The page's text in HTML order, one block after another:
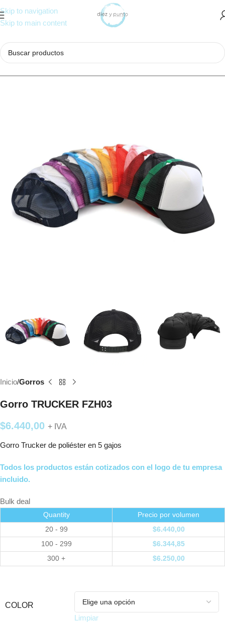
Skip to navigation
Skip to main content
Inicio Gorros
Gorro TRUCKER FZH03
$6.440,00 + IVA
Gorro Trucker de poliéster en 5 gajos
Todos los productos están cotizados con el logo de tu empresa
incluido.
Bulk deal
Quantity
Precio por volumen
20 - 99
$6.440,00
100 - 299
$6.344,85
300 +
$6.250,00
COLOR
Limpiar